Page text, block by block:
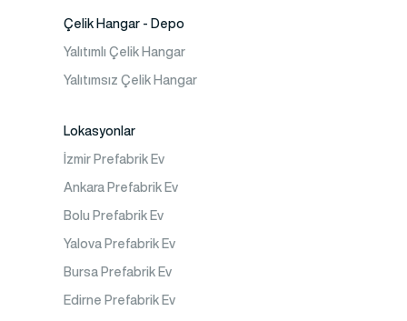
Çelik Hangar - Depo
Yalıtımlı Çelik Hangar
Yalıtımsız Çelik Hangar
Lokasyonlar
İzmir Prefabrik Ev
Ankara Prefabrik Ev
Bolu Prefabrik Ev
Yalova Prefabrik Ev
Bursa Prefabrik Ev
Edirne Prefabrik Ev